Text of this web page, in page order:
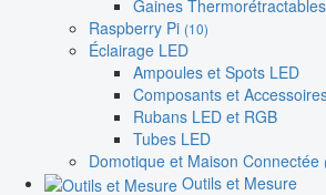
Gaines Thermorétractables
Raspberry Pi (10)
Éclairage LED
Ampoules et Spots LED
Composants et
Rubans LED et RGB
Tubes LED
Domotique et Maison Connectée
Outils et Mesure